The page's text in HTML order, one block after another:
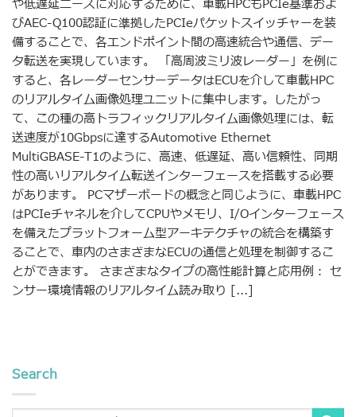
や低遅延ニーズに対応するために、車載HPCもPCIe基準およ
びAEC-Q100認証に準拠したPCIeパケットスイッチャーを装
備することで、各エンドポイント間の高速統合や通信、デー
タ転送を実現しています。 「高周波ミリ波レーダー」を例に
すると、各レーダーセンサーデータはECUを介して車載HPC
のリアルタイム画像処理ユニットに集中します。したがっ
て、この種の高トラフィックリアルタイム画像処理には、転
送速度が10Gbpsに達するAutomotive Ethernet
MultiGBASE-T1のように、高速、低遅延、高い信頼性、同期
性の高いリアルタイム転送インターフェースを搭載する必要
があります。 PCマザーボードの概念と同じように、車載HPC
はPCIeチャネルを介してCPUやメモリ、I/Oインターフェース
を備えたプラットフォーム型アーキテクチャの統合を構築す
ることで、車内のさまざまなECUの通信と処理を制御するこ
とができます。 さまざまなタイプの高性能計算と応用例： セ
ンサー環境情報のリアルタイム読み取り [...]
Search